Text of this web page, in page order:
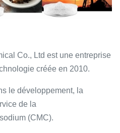
Co., Ltd est une entreprise
créée en 2010.
le développement, la
de la
(CMC).